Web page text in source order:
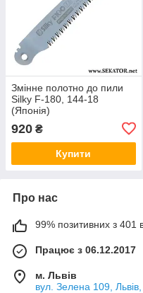
Змінне полотно до пили
Silky F-180, 144-18
(Японія)
920 ₴
Купити
Про нас
99% позитивних з 401
Працює з 06.12.2017
м. Львів
вул. Зелена 109, Львів,